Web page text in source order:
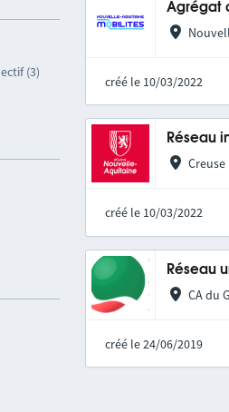
(3)
Agrégat
créé le 10/03/2022
Réseau
Creuse
créé le 10/03/2022
Réseau
CA du
créé le 24/06/2019